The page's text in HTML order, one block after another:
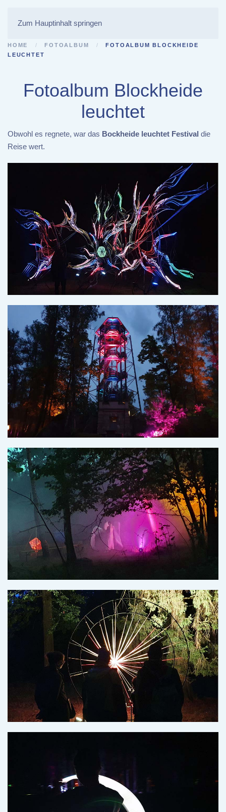
Zum Hauptinhalt springen
HOME FOTOALBUM
FOTOALBUM BLOCKHEIDE
LEUCHTET
Fotoalbum Blockheide
leuchtet
Obwohl es regnete, war das Bockheide leuchtet Festival die
Reise wert.